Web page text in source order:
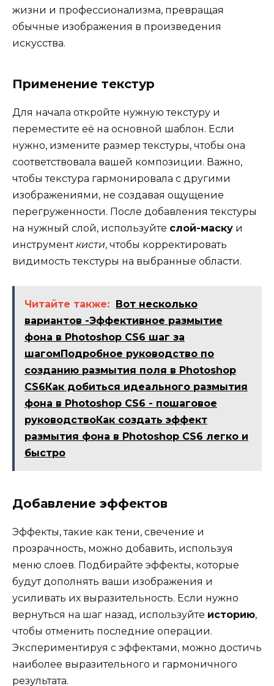
жизни и профессионализма, превращая
обычные изображения в произведения
искусства.
Применение текстур
Для начала откройте нужную текстуру и
переместите её на основной шаблон. Если
нужно, измените размер текстуры, чтобы она
соответствовала вашей композиции. Важно,
чтобы текстура гармонировала с другими
изображениями, не создавая ощущение
перегруженности. После добавления текстуры
на нужный слой, используйте слой-маску и
инструмент кисти, чтобы корректировать
видимость текстуры на выбранные области.
Читайте также: Вот несколько
вариантов -Эффективное размытие
фона в Photoshop CS6 шаг за
шагомПодробное руководство по
созданию размытия поля в Photoshop
CS6Как добиться идеального размытия
фона в Photoshop CS6 - пошаговое
руководствоКак создать эффект
размытия фона в Photoshop CS6 легко и
быстро
Добавление эффектов
Эффекты, такие как тени, свечение и
прозрачность, можно добавить, используя
меню слоев. Подбирайте эффекты, которые
будут дополнять ваши изображения и
усиливать их выразительность. Если нужно
вернуться на шаг назад, используйте историю,
чтобы отменить последние операции.
Экспериментируя с эффектами, можно достичь
наиболее выразительного и гармоничного
результата.